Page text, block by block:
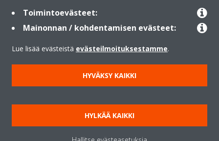
Yhteystiedot
Lämpöpumput
Copyright © Daikin
Lainmukainen ilmoitus
Evästeilmoitus
Tietosuojakäytäntö
Konsernin etiikka
Data Act
Toimintoevästeet:
Mainonnan / kohdentamisen evästeet:
Lue lisää evästeistä evästeilmoituksestamme.
HYVÄKSY KAIKKI
HYLKÄÄ KAIKKI